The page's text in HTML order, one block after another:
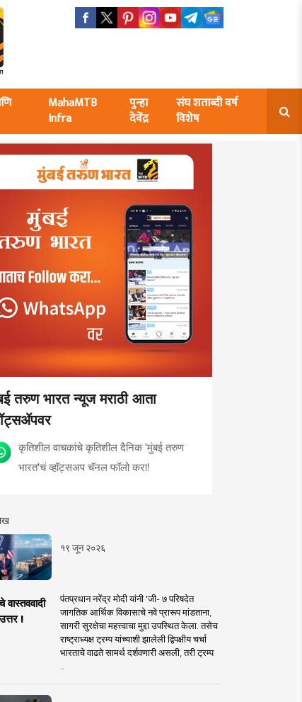
MahaMTB
Infra
पुन्हा
देवेंद्र
संघ शताब्दी वर्ष
विशेष
तरुण भारत न्यूज मराठी आता
कृतिशील वाचकांचे कृतिशील दैनिक 'मुंबई तरुण
भारत'चं व्हॉट्सअप चॅनल फॉलो करा!
१९ जून २०२६
वास्तववादी
उत्तर !
पंतप्रधान नरेंद्र मोदी यांनी 'जी- ७ परिषदेत
जागतिक आर्थिक विकासाचे नवे प्रारूप मांडताना,
सागरी सुरक्षेचा महत्त्वाचा मुद्दा उपस्थित केला. तसेच
राष्ट्राध्यक्ष ट्रम्प यांच्याशी झालेली द्विपक्षीय चर्चा
भारताचे वाढते सामर्थ दर्शवणारी असली, तरी ट्रम्प